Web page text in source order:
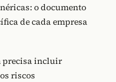
o documento
de cada empresa
precisa incluir
riscos